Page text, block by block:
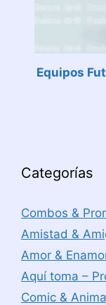
Equipos
Categorías
Combos &
Amistad &
Amor &
Aquí toma –
Comic &